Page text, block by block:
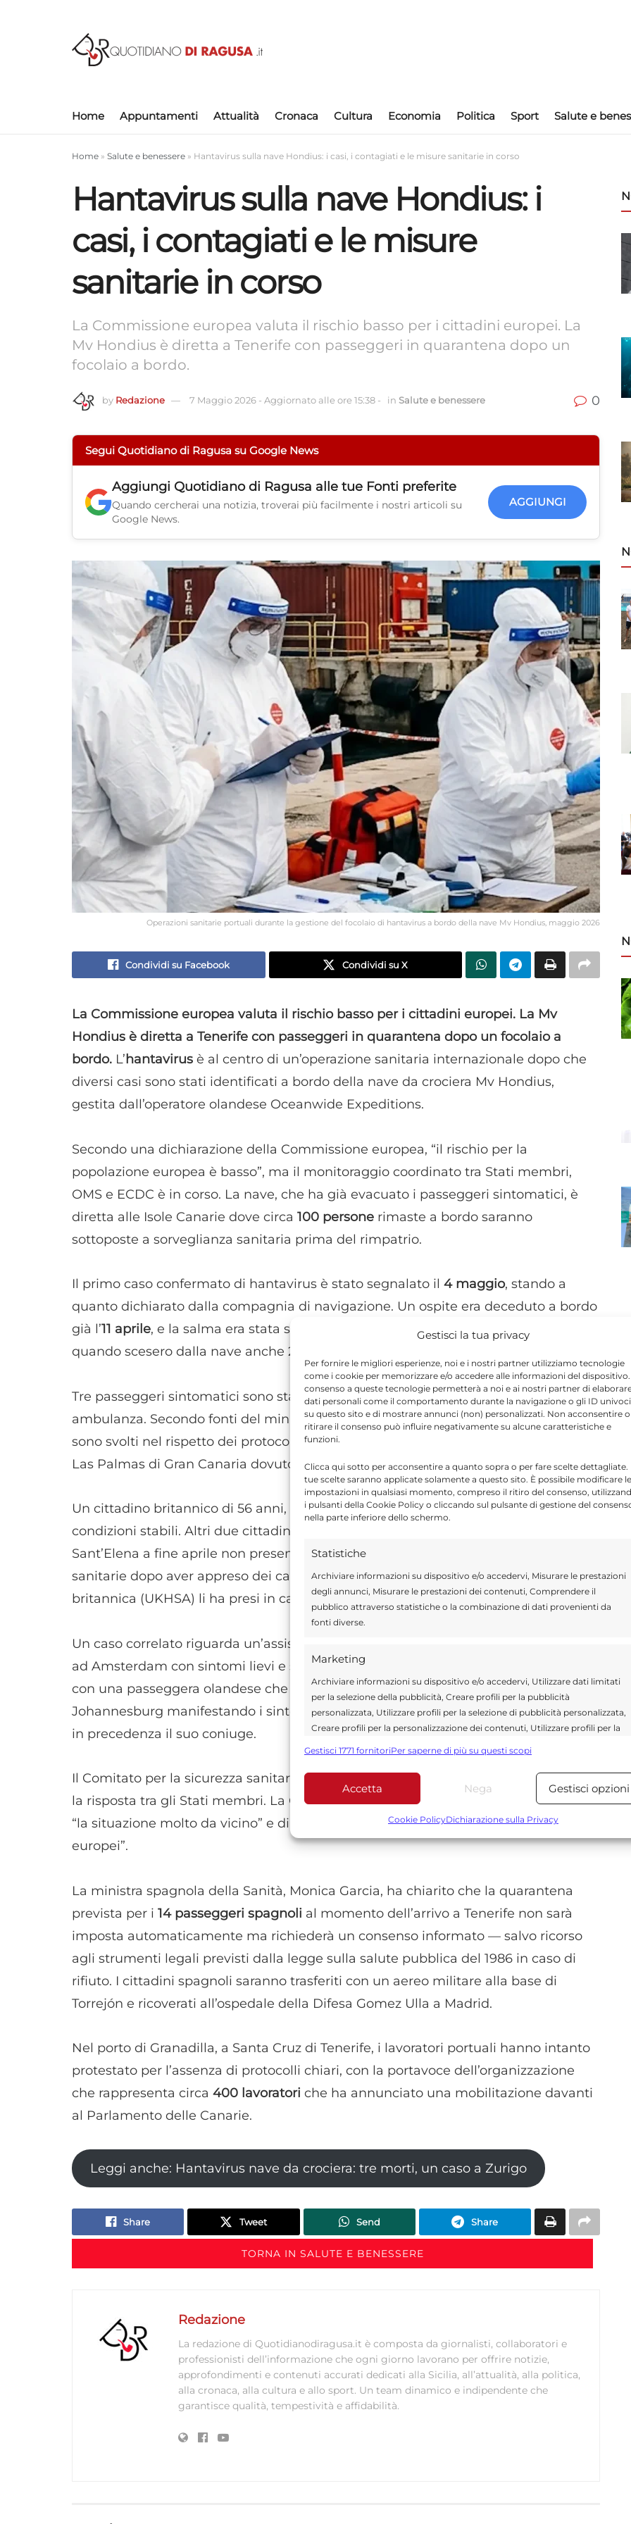
Gestisci la tua privacy
Per fornire le migliori esperienze, noi e i nostri partner utilizziamo tecnologie
come i cookie per memorizzare e/o accedere alle informazioni del
consenso a queste tecnologie permetterà a noi e ai nostri partner di
dati personali come il comportamento durante la navigazione o gli ID univoci
su questo sito e di mostrare annunci (non) personalizzati. Non acconsentire o
ritirare il consenso può influire negativamente su alcune caratteristiche e
funzioni.
Clicca qui sotto per acconsentire a quanto sopra o per fare scelte dettagliate.
tue scelte saranno applicate solamente a questo sito. È possibile modificare le
impostazioni in qualsiasi momento, compreso il ritiro del consenso,
i pulsanti della Cookie Policy o cliccando sul pulsante di gestione del
nella parte inferiore dello schermo.
Statistiche
Archiviare informazioni su dispositivo e/o accedervi, Misurare le prestazioni
degli annunci, Misurare le prestazioni dei contenuti, Comprendere il
pubblico attraverso statistiche o la combinazione di dati provenienti da
fonti diverse.
Marketing
Archiviare informazioni su dispositivo e/o accedervi, Utilizzare dati limitati
per la selezione della pubblicità, Creare profili per la pubblicità
personalizzata, Utilizzare profili per la selezione di pubblicità personalizzata,
Creare profili per la personalizzazione dei contenuti, Utilizzare profili per la
Utilizzare dati limitati per la selezione dei contenuti.
Funzionalità Sempre
Abbinare e combinare dati provenienti da altre fonti di dati,
Utilizzare dati di geolocalizzazione precisi, Riconoscere i
dispositivi in base a informazioni richieste attivamente.
Garantire la sicurezza, prevenire e rilevare frodi,
correggere errori, Erogare e presentare
pubblicità e contenuto, Salvare e comunicare le
scelte sulla privacy.
Sempre
Gestisci 1771 fornitoriPer saperne di più su questi scopi
Accetta Nega Gestisci opzioni
Cookie PolicyDichiarazione sulla Privacy
Home Appuntamenti Attualità Cronaca Cultura Economia Politica Sport Salute e
Home » Salute e benessere » Hantavirus sulla nave Hondius: i casi, i contagiati e le misure sanitarie in corso
Hantavirus sulla nave Hondius: i
casi, i contagiati e le misure
sanitarie in corso
La Commissione europea valuta il rischio basso per i cittadini europei. La
Mv Hondius è diretta a Tenerife con passeggeri in quarantena dopo un
focolaio a bordo.
by Redazione 7 Maggio 2026 - Aggiornato alle ore 15:38 - in Salute e benessere 0
Segui Quotidiano di Ragusa su Google News
Aggiungi Quotidiano di Ragusa alle tue Fonti preferite
Quando cercherai una notizia, troverai più facilmente i nostri articoli su
Google News.
AGGIUNGI
Operazioni sanitarie portuali durante la gestione del focolaio di hantavirus a bordo della nave Mv Hondius, maggio 2026
Condividi su Facebook Condividi su X
La Commissione europea valuta il rischio basso per i cittadini europei. La Mv
Hondius è diretta a Tenerife con passeggeri in quarantena dopo un focolaio a
bordo. L’hantavirus è al centro di un’operazione sanitaria internazionale dopo che
diversi casi sono stati identificati a bordo della nave da crociera Mv Hondius,
gestita dall’operatore olandese Oceanwide Expeditions.
Secondo una dichiarazione della Commissione europea, “il rischio per la
popolazione europea è basso”, ma il monitoraggio coordinato tra Stati membri,
OMS e ECDC è in corso. La nave, che ha già evacuato i passeggeri sintomatici, è
diretta alle Isole Canarie dove circa 100 persone rimaste a bordo saranno
sottoposte a sorveglianza sanitaria prima del rimpatrio.
Il primo caso confermato di hantavirus è stato segnalato il 4 maggio, stando a
quanto dichiarato dalla compagnia di navigazione. Un ospite era deceduto a bordo
già l’11 aprile, e la salma era stata sbarcata durante la sosta a Sant’Elena il 24 aprile,
quando scesero dalla nave anche 29 passeggeri.
Tre passeggeri sintomatici sono stati evacuati verso i Paesi Bassi tramite aerei
ambulanza. Secondo fonti del ministero della Sanità spagnolo, i trasferimenti si
sono svolti nel rispetto dei protocolli sanitari internazionali, con uno scalo tecnico a
Las Palmas di Gran Canaria dovuto a un guasto tecnico a uno degli aeromobili.
Un cittadino britannico di 56 anni, evacuato dopo la comparsa di sintomi, è in
condizioni stabili. Altri due cittadini britannici che avevano lasciato la nave a
Sant’Elena a fine aprile non presentano sintomi, ma hanno contattato le autorità
sanitarie dopo aver appreso dei casi a bordo. L’Agenzia per la sicurezza sanitaria
britannica (UKHSA) li ha presi in carico.
Un caso correlato riguarda un’assistente di volo della compagnia KLM, ricoverata
ad Amsterdam con sintomi lievi e sottoposta a test dopo essere entrata in contatto
con una passeggera olandese che aveva tentato di imbarcarsi il25 aprilea
Johannesburg manifestando i sintomi. Quella passeggera era poi deceduta, come
in precedenza il suo coniuge.
Il Comitato per la sicurezza sanitaria dell’Unione europea si è riunito per coordinare
la risposta tra gli Stati membri. La Commissione europea ha dichiarato di seguire
“la situazione molto da vicino” e di valutare “ogni possibile rischio per i cittadini
europei”.
La ministra spagnola della Sanità, Monica Garcia, ha chiarito che la quarantena
prevista per i 14 passeggeri spagnoli al momento dell’arrivo a Tenerife non sarà
imposta automaticamente ma richiederà un consenso informato — salvo ricorso
agli strumenti legali previsti dalla legge sulla salute pubblica del 1986 in caso di
rifiuto. I cittadini spagnoli saranno trasferiti con un aereo militare alla base di
Torrejón e ricoverati all’ospedale della Difesa Gomez Ulla a Madrid.
Nel porto di Granadilla, a Santa Cruz di Tenerife, i lavoratori portuali hanno intanto
protestato per l’assenza di protocolli chiari, con la portavoce dell’organizzazione
che rappresenta circa 400 lavoratori che ha annunciato una mobilitazione davanti
al Parlamento delle Canarie.
Leggi anche: Hantavirus nave da crociera: tre morti, un caso a Zurigo
Share Tweet Send Share
TORNA IN SALUTE E BENESSERE
Redazione
La redazione di Quotidianodiragusa.it è composta da giornalisti, collaboratori e
professionisti dell’informazione che ogni giorno lavorano per offrire notizie,
approfondimenti e contenuti accurati dedicati alla Sicilia, all’attualità, alla politica,
alla cronaca, alla cultura e allo sport. Un team dinamico e indipendente che
garantisce qualità, tempestività e affidabilità.